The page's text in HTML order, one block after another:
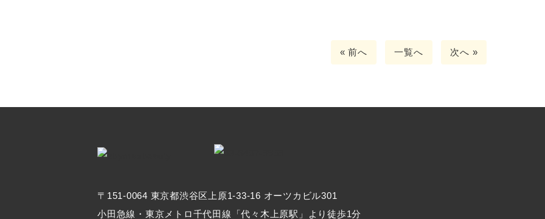
« 前へ 一覧へ 次へ »
〒151-0064 東京都渋谷区上原1-33-16 オーツカビル301
小田急線・東京メトロ千代田線「代々木上原駅」より徒歩1分